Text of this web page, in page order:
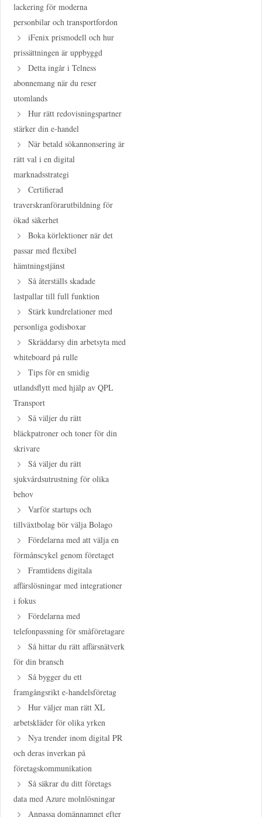
lackering för moderna
personbilar och transportfordon
iFenix prismodell och hur
prissättningen är uppbyggd
Detta ingår i Telness
abonnemang när du reser
utomlands
Hur rätt redovisningspartner
stärker din e-handel
När betald sökannonsering är
rätt val i en digital
marknadsstrategi
Certifierad
traverskranförarutbildning för
ökad säkerhet
Boka körlektioner när det
passar med flexibel
hämtningstjänst
Så återställs skadade
lastpallar till full funktion
Stärk kundrelationer med
personliga godisboxar
Skräddarsy din arbetsyta med
whiteboard på rulle
Tips för en smidig
utlandsflytt med hjälp av QPL
Transport
Så väljer du rätt
bläckpatroner och toner för din
skrivare
Så väljer du rätt
sjukvårdsutrustning för olika
behov
Varför startups och
tillväxtbolag bör välja Bolago
Fördelarna med att välja en
förmånscykel genom företaget
Framtidens digitala
affärslösningar med integrationer
i fokus
Fördelarna med
telefonpassning för småföretagare
Så hittar du rätt affärsnätverk
för din bransch
Så bygger du ett
framgångsrikt e-handelsföretag
Hur väljer man rätt XL
arbetskläder för olika yrken
Nya trender inom digital PR
och deras inverkan på
företagskommunikation
Så säkrar du ditt företags
data med Azure molnlösningar
Anpassa domännamnet efter